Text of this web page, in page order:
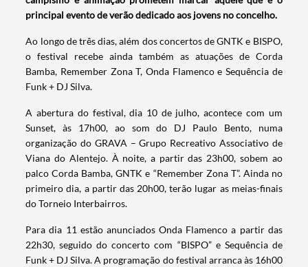
principal evento de verão dedicado aos jovens no concelho.
Ao longo de três dias, além dos concertos de GNTK e BISPO,
o festival recebe ainda também as atuações de Corda
Bamba, Remember Zona T, Onda Flamenco e Sequência de
Funk + DJ Silva.
A abertura do festival, dia 10 de julho, acontece com um
Sunset, às 17h00, ao som do DJ Paulo Bento, numa
organização do GRAVA – Grupo Recreativo Associativo de
Viana do Alentejo. À noite, a partir das 23h00, sobem ao
palco Corda Bamba, GNTK e “Remember Zona T”. Ainda no
primeiro dia, a partir das 20h00, terão lugar as meias-finais
do Torneio Interbairros.
Para dia 11 estão anunciados Onda Flamenco a partir das
22h30, seguido do concerto com “BISPO” e Sequência de
Funk + DJ Silva. A programação do festival arranca às 16h00